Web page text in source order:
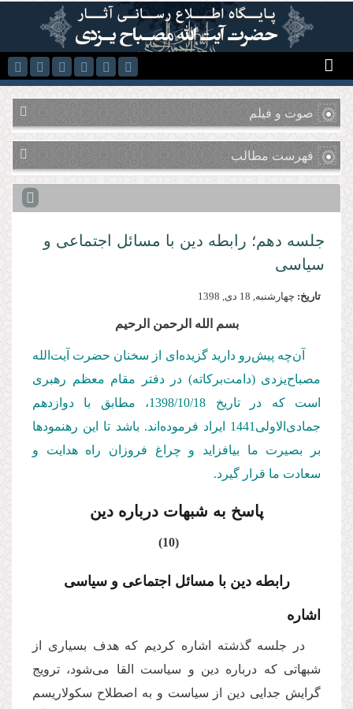
رفتن به محتوای اصلی
صوت و فیلم
فهرست مطالب
جلسه دهم؛ رابطه دین با مسائل اجتماعی و
سیاسی
تاریخ: چهارشنبه, 18 دى, 1398
بسم الله الرحمن الرحیم
آن‌چه پیش‌رو دارید گزیده‌ای از سخنان حضرت آیت‌الله
مصباح‌یزدی (دامت‌بركاته) در دفتر مقام معظم رهبری
است كه در تاریخ 1398/10/18، مطابق با دوازدهم
جمادی‌الاولی1441 ایراد فرموده‌اند. باشد تا این رهنمودها
بر بصیرت ما بیافزاید و چراغ فروزان راه هدایت و
سعادت ما قرار گیرد.
پاسخ به شبهات درباره دین
(10)
رابطه دین با مسائل اجتماعی و سیاسی
اشاره
در جلسه گذشته اشاره کردیم که هدف بسیاری از
شبهاتی که درباره دین و سیاست القا می‌شود، ترویج
گرایش جدایی دین از سیاست و به اصطلاح سکولاریسم